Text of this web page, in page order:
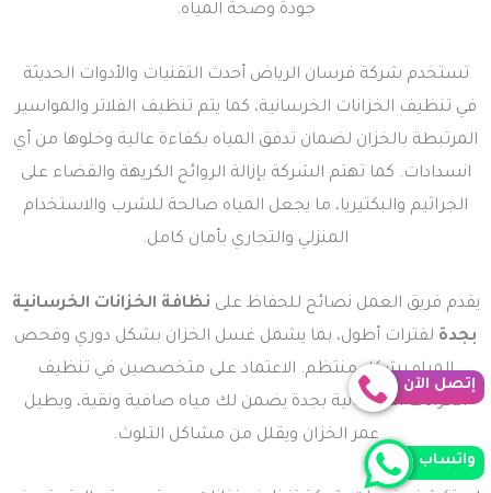
جودة وصحة المياه.
تستخدم شركة فرسان الرياض أحدث التقنيات والأدوات الحديثة
في تنظيف الخزانات الخرسانية، كما يتم تنظيف الفلاتر والمواسير
المرتبطة بالخزان لضمان تدفق المياه بكفاءة عالية وخلوها من أي
انسدادات. كما تهتم الشركة بإزالة الروائح الكريهة والقضاء على
الجراثيم والبكتيريا، ما يجعل المياه صالحة للشرب والاستخدام
المنزلي والتجاري بأمان كامل.
يقدم فريق العمل نصائح للحفاظ على نظافة الخزانات الخرسانية
بجدة لفترات أطول، بما يشمل غسل الخزان بشكل دوري وفحص
المياه بشكل منتظم. الاعتماد على متخصصين في تنظيف
الخزانات الخرسانية بجدة يضمن لك مياه صافية ونقية، ويطيل
عمر الخزان ويقلل من مشاكل التلوث.
إتصل الآن
واتساب